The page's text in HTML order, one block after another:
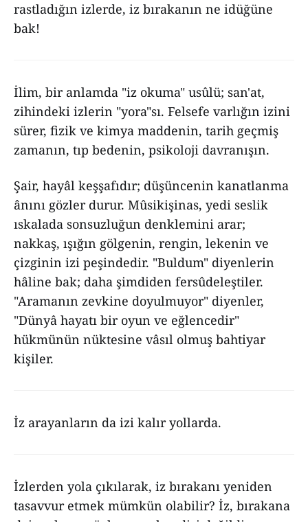
rastladığın izlerde, iz bırakanın ne idüğüne
bak!
İlim, bir anlamda "iz okuma" usûlü; san'at,
zihindeki izlerin "yora"sı. Felsefe varlığın izini
sürer, fizik ve kimya maddenin, tarih geçmiş
zamanın, tıp bedenin, psikoloji davranışın.
Şair, hayâl keşşafıdır; düşüncenin kanatlanma
ânını gözler durur. Mûsikişinas, yedi seslik
ıskalada sonsuzluğun denklemini arar;
nakkaş, ışığın gölgenin, rengin, lekenin ve
çizginin izi peşindedir. "Buldum" diyenlerin
hâline bak; daha şimdiden fersûdeleştiler.
"Aramanın zevkine doyulmuyor" diyenler,
"Dünyâ hayatı bir oyun ve eğlencedir"
hükmünün nüktesine vâsıl olmuş bahtiyar
kişiler.
İz arayanların da izi kalır yollarda.
İzlerden yola çıkılarak, iz bırakanı yeniden
tasavvur etmek mümkün olabilir? İz, bırakana